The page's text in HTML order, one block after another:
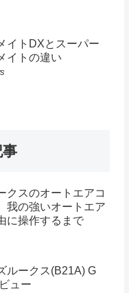
イトDXとスーパー
イトの違い
クスのオートエアコ
の強いオートエア
に操作するまで
ルークス(B21A) G
ュー